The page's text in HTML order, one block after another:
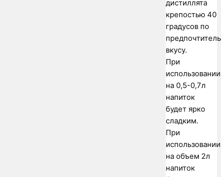
дистиллята
крепостью 40
градусов по
вкусу.
При
использовании
на 0,5-0,7л
напиток
будет ярко
сладким.
При
использовании
на объем 2л
напиток